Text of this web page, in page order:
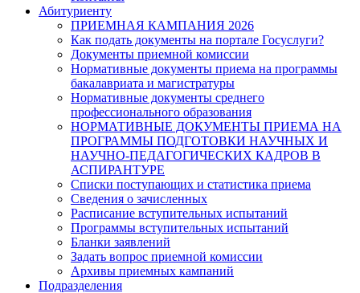
Абитуриенту
ПРИЕМНАЯ КАМПАНИЯ 2026
Как подать документы на портале Госуслуги?
Документы приемной комиссии
Нормативные документы приема на программы
бакалавриата и магистратуры
Нормативные документы среднего
профессионального образования
НОРМАТИВНЫЕ ДОКУМЕНТЫ ПРИЕМА НА
ПРОГРАММЫ ПОДГОТОВКИ НАУЧНЫХ И
НАУЧНО-ПЕДАГОГИЧЕСКИХ КАДРОВ В
АСПИРАНТУРЕ
Списки поступающих и статистика приема
Сведения о зачисленных
Расписание вступительных испытаний
Программы вступительных испытаний
Бланки заявлений
Задать вопрос приемной комиссии
Архивы приемных кампаний
Подразделения